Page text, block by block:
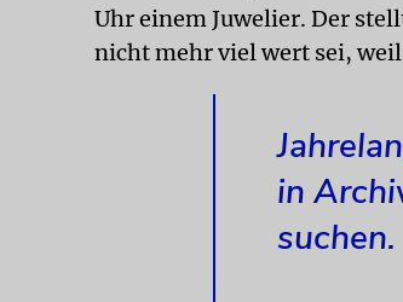
Uhr einem Juwelier. Der
nicht mehr viel wert sei,
in
suchen.